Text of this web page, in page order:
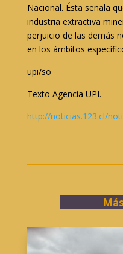
Nacional. Ésta señala
industria extractiva
perjuicio de las demás
en los ámbitos
upi/so
Texto Agencia UPI.
http://noticias.123.cl/